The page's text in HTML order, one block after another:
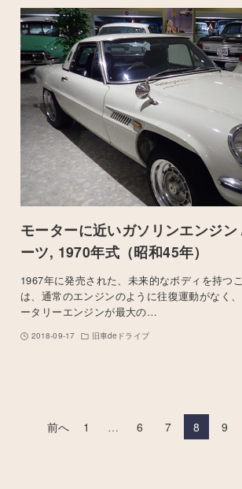
モーターに近いガソリンエンジ
ーツ, 1970年式（昭和45年）
1967年に発売された、未来的なボディを持つ
は、通常のエンジンのように往復運動がなく
ータリーエンジンが最大の…
2018-09-17 旧車deドライブ
前へ 1 … 6 7 8 9